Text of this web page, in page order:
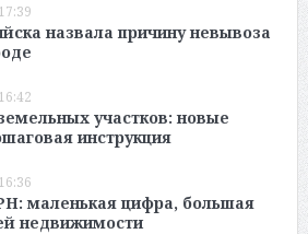
назвала причину невывоза
участков: новые
инструкция
маленькая цифра, большая
недвижимости